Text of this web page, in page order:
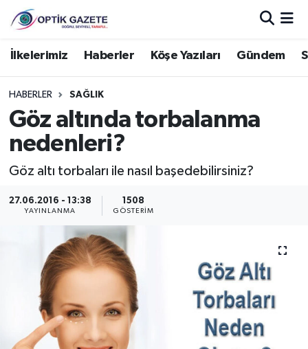
İlkelerimiz Haberler Köşe Yazıları Gündem
HABERLER SAĞLIK
Göz altında torbalanma
nedenleri?
Göz altı torbaları ile nasıl başedebilirsiniz?
27.06.2016 - 13:38
YAYINLANMA
1508
GÖSTERIM
Nöbetçi Eczaneler
Hava Durumu
İstanbul Namaz Vakitleri
Tüm Manşetler
Son Dakika Haberleri
Haber Arşivi